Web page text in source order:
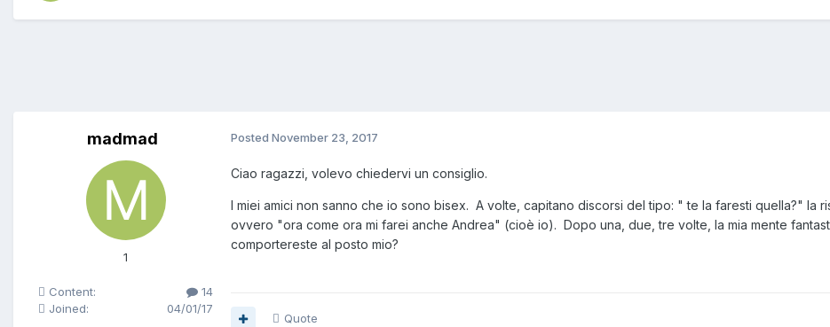
madmad
1
Content:
14
Joined:
04/01/17
Posted November 23, 2017
Ciao ragazzi, volevo chiedervi un consiglio.
I miei amici non sanno che io sono bisex. A volte, capitano discorsi del tipo: " te la faresti quella?" la
ovvero "ora come ora mi farei anche Andrea" (cioè io). Dopo una, due, tre volte, la mia mente
comportereste al posto mio?
Quote